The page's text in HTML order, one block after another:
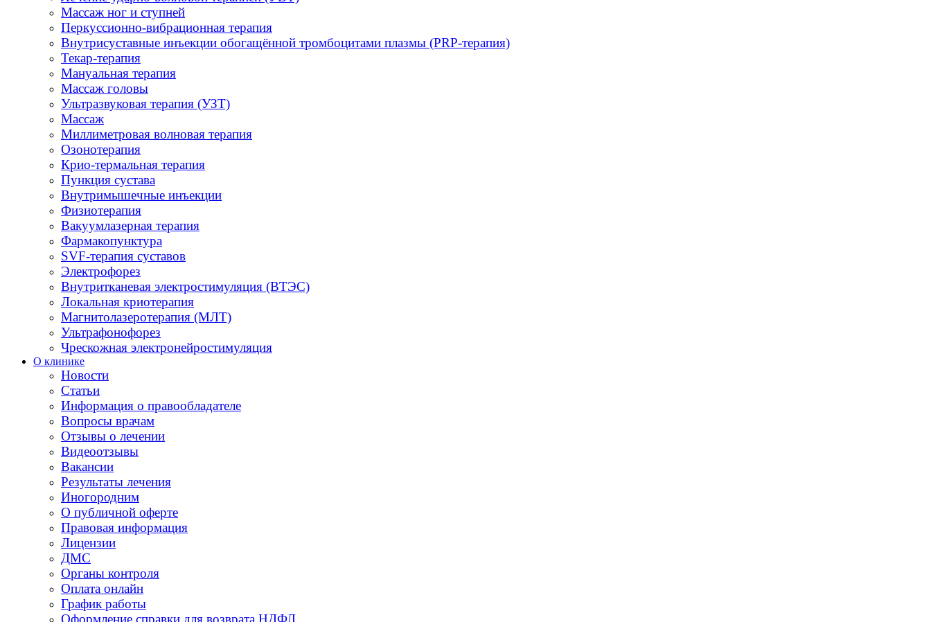
Массаж ног и ступней
Перкуссионно-вибрационная терапия
Внутрисуставные инъекции обогащённой тромбоцитами плазмы (PRP-терапия)
Текар-терапия
Мануальная терапия
Массаж головы
Ультразвуковая терапия (УЗТ)
Массаж
Миллиметровая волновая терапия
Озонотерапия
Крио-термальная терапия
Пункция сустава
Внутримышечные инъекции
Физиотерапия
Вакуумлазерная терапия
Фармакопунктура
SVF-терапия суставов
Электрофорез
Внутритканевая электростимуляция (ВТЭС)
Локальная криотерапия
Магнитолазеротерапия (МЛТ)
Ультрафонофорез
Чрескожная электронейростимуляция
О клинике
Новости
Статьи
Информация о правообладателе
Вопросы врачам
Отзывы о лечении
Видеоотзывы
Вакансии
Результаты лечения
Иногородним
О публичной оферте
Правовая информация
Лицензии
ДМС
Органы контроля
Оплата онлайн
График работы
Оформление справки для возврата НДФЛ